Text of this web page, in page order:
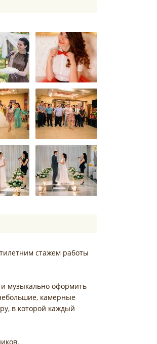
стажем работы
музыкально оформить
камерные
в которой каждый